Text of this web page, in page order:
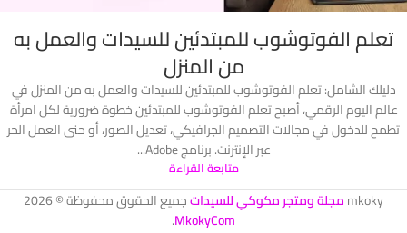
تعلم الفوتوشوب للمبتدئين للسيدات والعمل به
من المنزل
دليلك الشامل: تعلم الفوتوشوب للمبتدئين للسيدات والعمل به من المنزل في
عالم اليوم الرقمي، أصبح تعلم الفوتوشوب للمبتدئين خطوة ضرورية لكل امرأة
تطمح للدخول في مجالات التصميم الجرافيكي، تعديل الصور، أو حتى العمل الحر
عبر الإنترنت. برنامج Adobe...
متابعة القراءة
mkokyمجلة ومتجر مكوكي للسيداتجميع الحقوق محفوظة © 2026
MkokyCom
.